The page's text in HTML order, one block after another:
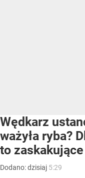
Wędkarz
ważyła ryba?
to zaskakujące
Dodano:dzisiaj 5:29